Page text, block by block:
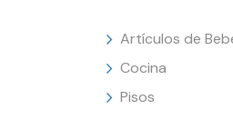
Artículos de
Cocina
Pisos